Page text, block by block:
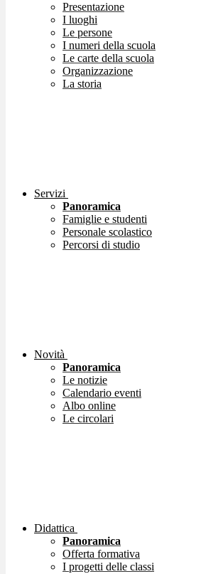
Presentazione
I luoghi
Le persone
I numeri della scuola
Le carte della scuola
Organizzazione
La storia
Servizi
Panoramica
Famiglie e studenti
Personale scolastico
Percorsi di studio
Novità
Panoramica
Le notizie
Calendario eventi
Albo online
Le circolari
Didattica
Panoramica
Offerta formativa
I progetti delle classi